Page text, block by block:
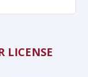
LICENSE